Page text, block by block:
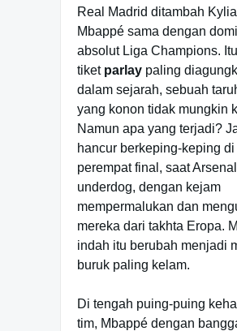
Real Madrid ditambah
Mbappé sama dengan
absolut Liga Champions.
tiket parlay paling
dalam sejarah, sebuah
yang konon tidak mungkin
Namun apa yang terjadi?
hancur berkeping-keping di
perempat final, saat
underdog, dengan kejam
mempermalukan dan
mereka dari takhta Eropa.
indah itu berubah menjadi
buruk paling kelam.
Di tengah puing-puing
tim, Mbappé dengan